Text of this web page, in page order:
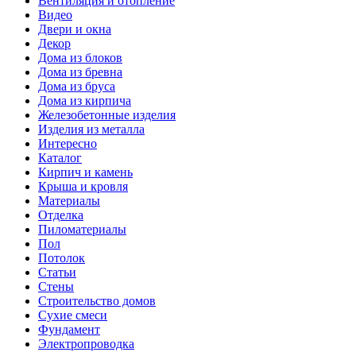
Видео
Двери и окна
Декор
Дома из блоков
Дома из бревна
Дома из бруса
Дома из кирпича
Железобетонные изделия
Изделия из металла
Интересно
Каталог
Кирпич и камень
Крыша и кровля
Материалы
Отделка
Пиломатериалы
Пол
Потолок
Статьи
Стены
Строительство домов
Сухие смеси
Фундамент
Электропроводка